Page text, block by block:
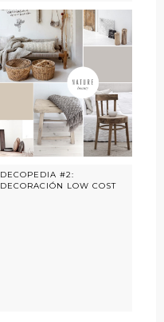
DECOPEDIA #2:
DECORACIÓN LOW COST